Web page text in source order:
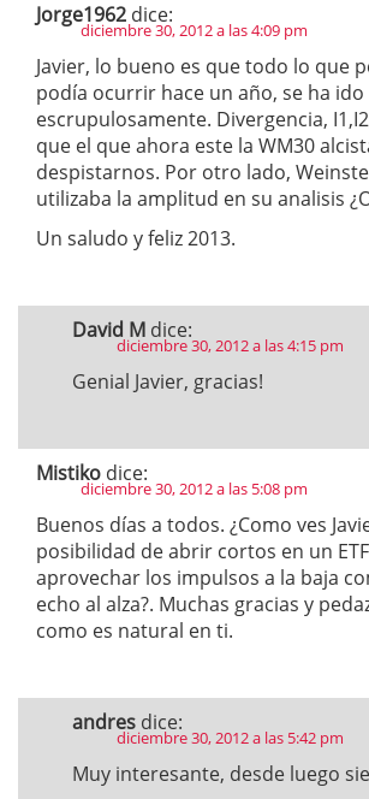
Jorge1962 dice:
diciembre 30, 2012 a las 4:09 pm
Javier, lo bueno es que todo lo que
podía ocurrir hace un año, se ha
escrupulosamente. Divergencia,
que el que ahora este la WM30
despistarnos. Por otro lado,
utilizaba la amplitud en su analisis
Un saludo y feliz 2013.
David M dice:
diciembre 30, 2012 a las 4:15 pm
Genial Javier, gracias!
Mistiko dice:
diciembre 30, 2012 a las 5:08 pm
Buenos días a todos. ¿Como ves
posibilidad de abrir cortos en un
aprovechar los impulsos a la baja
echo al alza?. Muchas gracias y
como es natural en ti.
andres dice:
diciembre 30, 2012 a las 5:42 pm
Muy interesante, desde luego